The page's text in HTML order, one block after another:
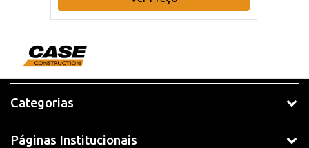
Categorias
Páginas Institucionais